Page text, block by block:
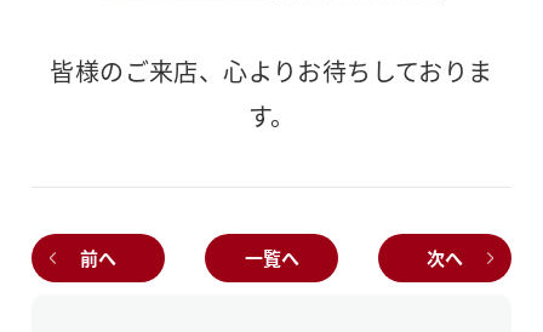
皆様のご来店、心よりお待ちしておりま
す。
前へ 一覧へ 次へ